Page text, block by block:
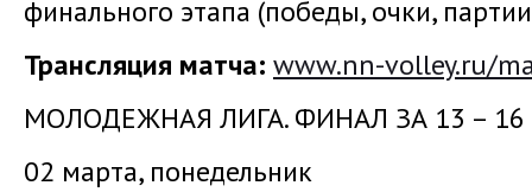
финального этапа (победы, очки,
Трансляция матча: www.nn-volley.ru/
МОЛОДЕЖНАЯ ЛИГА. ФИНАЛ ЗА 13 – 16
02 марта, понедельник